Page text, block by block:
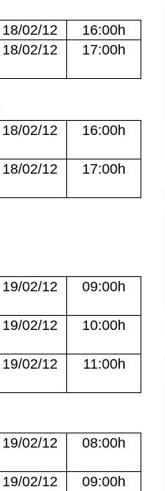
18/02/12
16:00h
18/02/12 17:00h
18/02/12 16:00h
18/02/12 17:00h
19/02/12 09:00h
19/02/12 10:00h
19/02/12 11:00h
19/02/12 08:00h
19/02/12 09:00h